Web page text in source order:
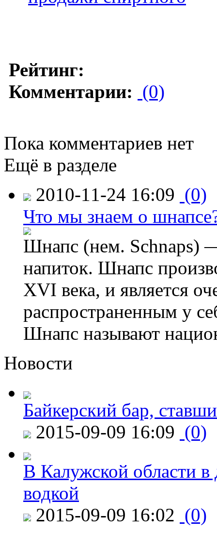
Рейтинг:
Комментарии: (0)
Пока комментариев нет
Ещё в разделе
2010-11-24 16:09 (0)
Что мы знаем о
Шнапс (нем. Schnaps)
напиток. Шнапс
XVI века, и является
распространенным у
Шнапс называют
Новости
Байкерский бар,
2015-09-09 16:09 (0)
В Калужской области в
водкой
2015-09-09 16:02 (0)